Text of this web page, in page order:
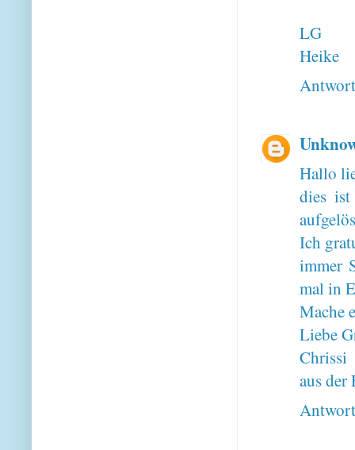
LG
Heike
Hallo
dies
Ich
immer
mal in
Mache
Liebe
Chrissi
aus der